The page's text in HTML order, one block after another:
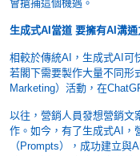
會搶捕這個機遇。
生成式AI當道 要擁有AI溝通
相較於傳統AI，生成式AI可
若閣下需要製作大量不同形
Marketing）活動，在
以往，營銷人員發想營銷文
作。如今，有了生成式AI，
（Prompts），成功建立